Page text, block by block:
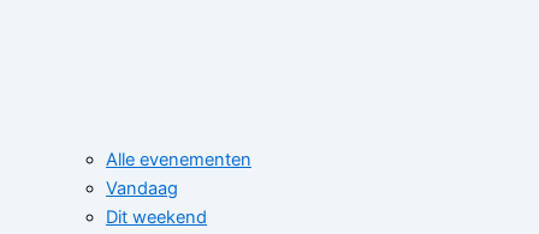
Alle evenementen
Vandaag
Dit weekend